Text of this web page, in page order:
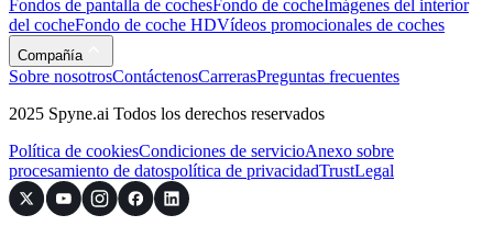
Fondos de pantalla de cochesFondo de cocheImágenes del interior
del cocheFondo de coche HDVídeos promocionales de coches
Compañía
Sobre nosotrosContáctenosCarrerasPreguntas frecuentes
2025 Spyne.ai Todos los derechos reservados
Política de cookiesCondiciones de servicioAnexo sobre
procesamiento de datospolítica de privacidadTrustLegal